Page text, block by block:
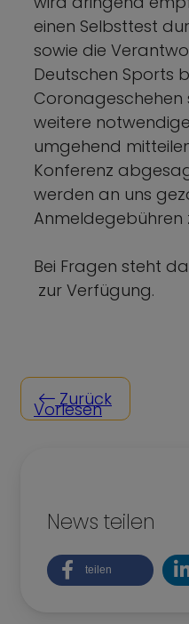
einen Selbsttest
sowie die
Deutschen Sports
weitere
umgehend
Konferenz
werden an uns
Anmeldegebühren
Bei Fragen steht
zur Verfügung.
Zurück
Vorlesen
News teilen
teilen